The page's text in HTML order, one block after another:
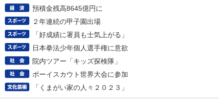
預積金残高8645億円に
２年連続の甲子園出場
「好成績に署員も士気上がる」
日本拳法少年個人選手権に意欲
院内ツアー「キッズ探検隊」
ボーイスカウト世界大会に参加
「くまがい家の人々２０２３」